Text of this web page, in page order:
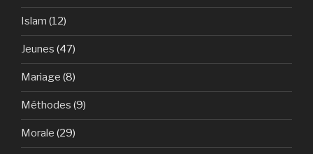
Islam (12)
Jeunes (47)
Mariage (8)
Méthodes (9)
Morale (29)